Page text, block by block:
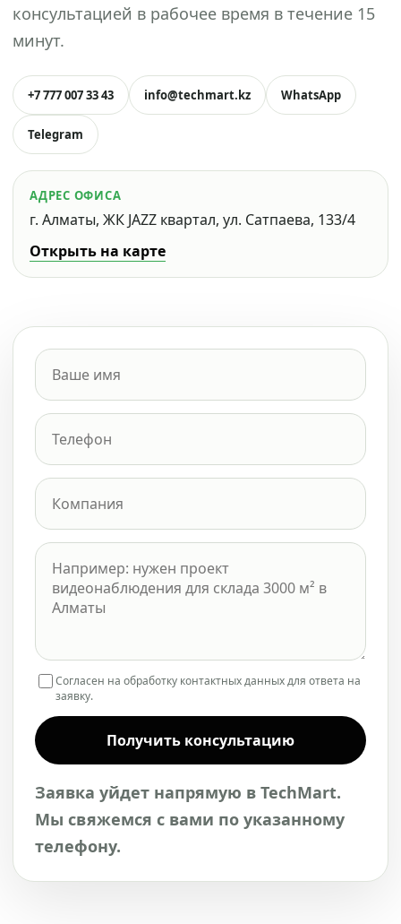
консультацией в рабочее время в течение 15
минут.
+7 777 007 33 43 info@techmart.kz WhatsApp
Telegram
АДРЕС ОФИСА
г. Алматы, ЖК JAZZ квартал, ул. Сатпаева, 133/4
Открыть на карте
Согласен на обработку контактных данных для ответа на
заявку.
Получить консультацию
Заявка уйдет напрямую в TechMart.
Мы свяжемся с вами по указанному
телефону.